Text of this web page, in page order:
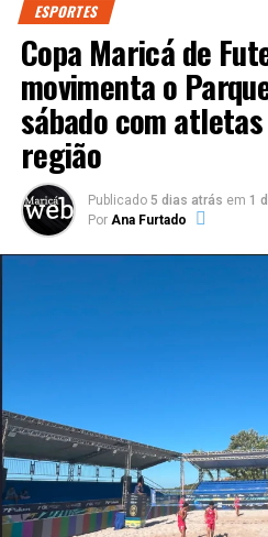
ESPORTES
Copa Maricá de
movimenta o
sábado com
região
Publicado 5 dias atrás em 1
Por Ana Furtado